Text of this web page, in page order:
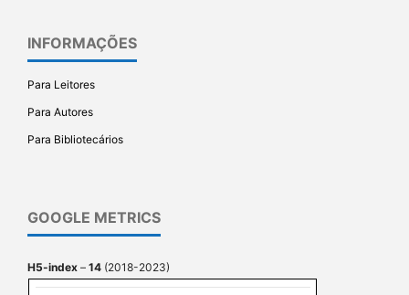
INFORMAÇÕES
Para Leitores
Para Autores
Para Bibliotecários
GOOGLE METRICS
H5-index – 14 (2018-2023)